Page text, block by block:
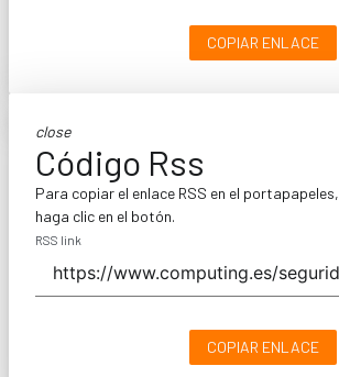
COPIAR ENLACE
close
Código Rss
Para copiar el enlace RSS en el portapapeles,
haga clic en el botón.
RSS link
COPIAR ENLACE